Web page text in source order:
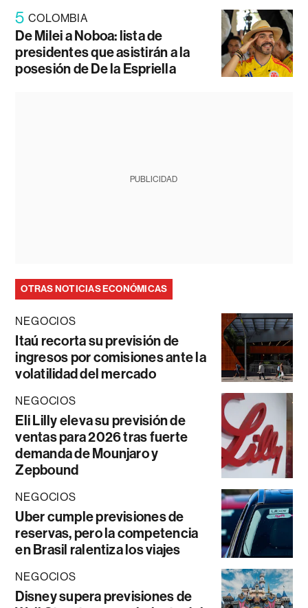
5 COLOMBIA
De Milei a Noboa: lista de
presidentes que asistirán a la
posesión de De la Espriella
PUBLICIDAD
OTRAS NOTICIAS ECONÓMICAS
NEGOCIOS
Itaú recorta su previsión de
ingresos por comisiones ante la
volatilidad del mercado
NEGOCIOS
Eli Lilly eleva su previsión de
ventas para 2026 tras fuerte
demanda de Mounjaro y
Zepbound
NEGOCIOS
Uber cumple previsiones de
reservas, pero la competencia
en Brasil ralentiza los viajes
NEGOCIOS
Disney supera previsiones de